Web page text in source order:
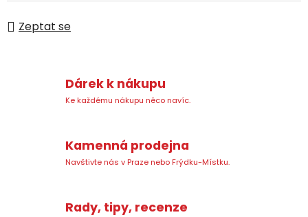
Zeptat se
Dárek k nákupu
Ke každému nákupu něco navíc.
Kamenná prodejna
Navštivte nás v Praze nebo Frýdku-Místku.
Rady, tipy, recenze